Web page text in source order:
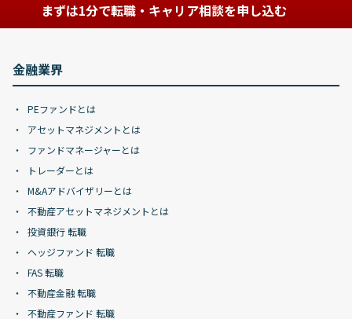
まずは1分で転職・キャリア相談を申し込む
金融業界
PEファンドとは
アセットマネジメントとは
ファンドマネージャーとは
トレーダーとは
M&Aアドバイザリーとは
不動産アセットマネジメントとは
投資銀行 転職
ヘッジファンド 転職
FAS 転職
不動産金融 転職
不動産ファンド 転職